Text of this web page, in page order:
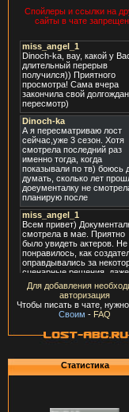
Спойлеры и ссылки на
сайты в чате
Для добавления
авторизация
Чтобы писать в чате,
Своим - FAQ
Статистика